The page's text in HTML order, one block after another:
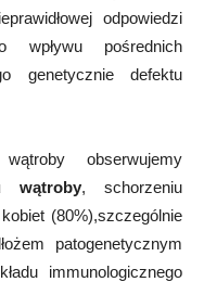
odpowiedzi
wpływu pośrednich
genetycznie defektu
obserwujemy
wątroby, schorzeniu
(80%),szczególnie
patogenetycznym
immunologicznego